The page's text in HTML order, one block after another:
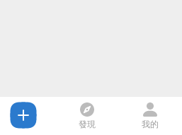
發現 我的